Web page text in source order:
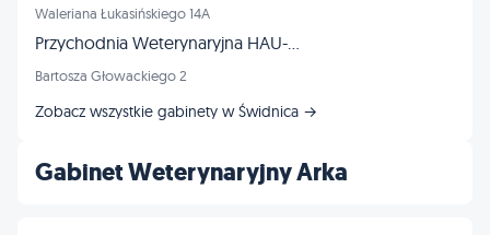
Gabinet Weterynaryjny Arka
Waleriana Łukasińskiego 14A
Przychodnia Weterynaryjna HAU-MIAU lek.wet. Iwona Dąbek
Bartosza Głowackiego 2
Zobacz wszystkie gabinety w Świdnica →